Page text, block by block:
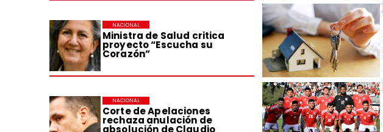
Ministra de Salud critica
proyecto “Escucha su
Corazón”
NACIONAL
Corte de Apelaciones
rechaza anulación de
absolución de Claudio
NACIONAL